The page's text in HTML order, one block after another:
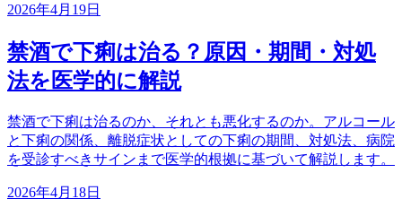
2026年4月19日
禁酒で下痢は治る？原因・期間・対処
法を医学的に解説
禁酒で下痢は治るのか、それとも悪化するのか。アルコール
と下痢の関係、離脱症状としての下痢の期間、対処法、病院
を受診すべきサインまで医学的根拠に基づいて解説します。
2026年4月18日